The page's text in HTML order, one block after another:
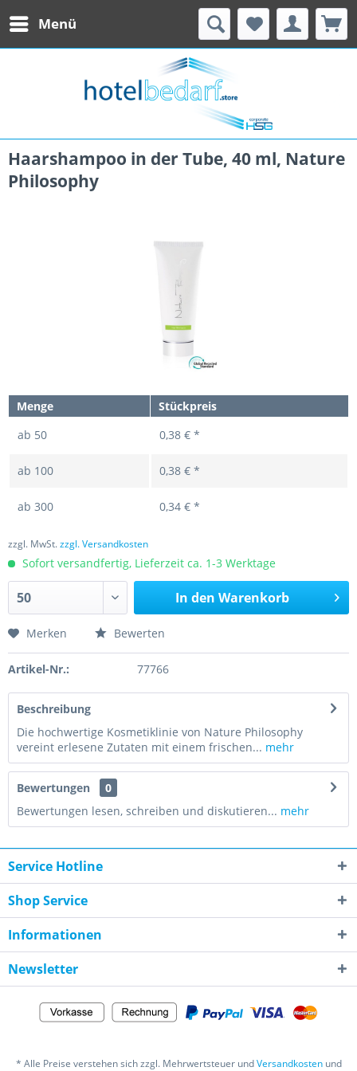
Menü
Haarshampoo in der Tube, 40 ml, Nature
Philosophy
Menge
Stückpreis
ab 50 0,38 € *
ab 100 0,38 € *
ab 300 0,34 € *
zzgl. MwSt.zzgl. Versandkosten
Sofort versandfertig, Lieferzeit ca. 1-3 Werktage
In den Warenkorb
Merken Bewerten
Artikel-Nr.: 77766
Beschreibung
Die hochwertige Kosmetiklinie von Nature Philosophy
vereint erlesene Zutaten mit einem frischen... mehr
Bewertungen
0
Bewertungen lesen, schreiben und diskutieren... mehr
Service Hotline
Shop Service
Informationen
Newsletter
* Alle Preise verstehen sich zzgl. Mehrwertsteuer undVersandkostenund